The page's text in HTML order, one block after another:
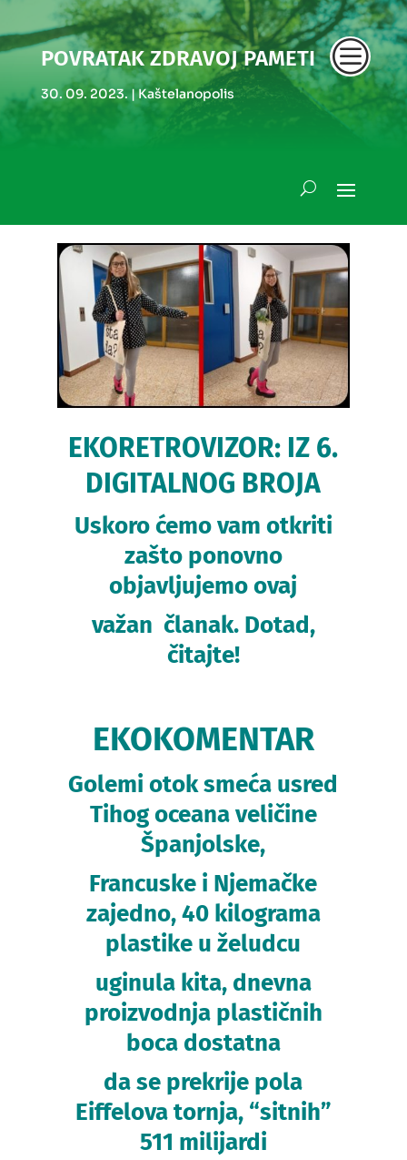
c
POVRATAK ZDRAVOJ PAMETI
30. 09. 2023.|Kaštelanopolis
EKORETROVIZOR: IZ 6.
DIGITALNOG BROJA
Uskoro ćemo vam otkriti
zašto ponovno
objavljujemoovaj
važan članak. Dotad,
čitajte!
EKOKOMENTAR
Golemi otok smeća usred
Tihog oceana veličine
Španjolske,
Francuske i Njemačke
zajedno, 40 kilograma
plastike u želudcu
uginula kita, dnevna
proizvodnja plastičnih
boca dostatna
da se prekrije pola
Eiffelova tornja, “sitnih”
511 milijardi